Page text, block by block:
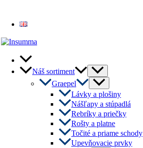
Náš sortiment
Menu
Toggle
Graepel
Menu
Toggle
Lávky a plošiny
Nášľapy a stúpadlá
Rebríky a priečky
Rošty a platne
Točité a priame schody
Upevňovacie prvky